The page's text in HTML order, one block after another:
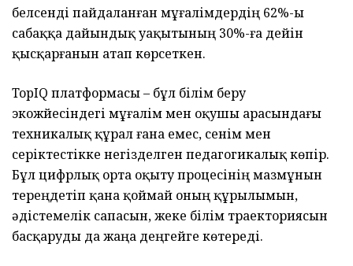
белсенді пайдаланған мұғалімдердің 62%-ы
сабаққа дайындық уақытының 30%-ға дейін
қысқарғанын атап көрсеткен.
TopIQ платформасы – бұл білім беру
экожүйесіндегі мұғалім мен оқушы арасындағы
техникалық құрал ғана емес, сенім мен
серіктестікке негізделген педагогикалық көпір.
Бұл цифрлық орта оқыту процесінің мазмұнын
тереңдетіп қана қоймай оның құрылымын,
әдістемелік сапасын, жеке білім траекториясын
басқаруды да жаңа деңгейге көтереді.